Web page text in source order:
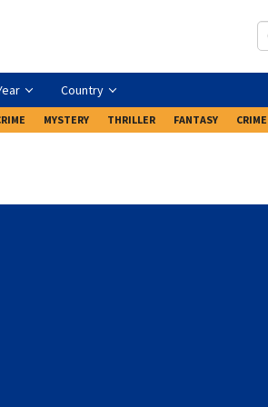
Country
MYSTERY THRILLER FANTASY CRIME